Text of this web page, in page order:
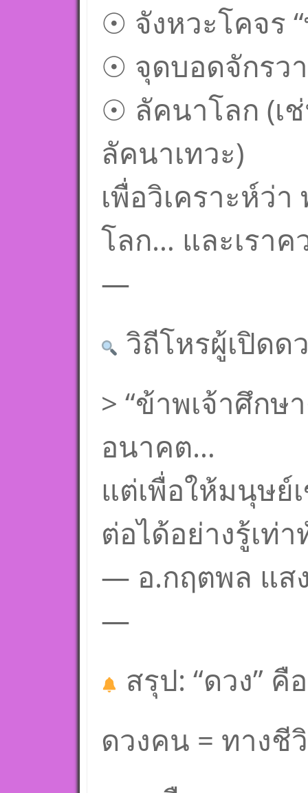
☉ จังหวะโคจร
☉ จุดบอดจักรว
☉ ลัคนาโลก (เ
ลัคนาเทวะ)
เพื่อวิเคราะห์ว่
โลก… และเราค
—
วิถีโหรผู้เปิดด
> “ข้าพเจ้าศึกษ
อนาคต…
แต่เพื่อให้มนุษย์
ต่อได้อย่างรู้เท่า
— อ.กฤตพล แส
—
สรุป: “ดวง”
ดวงคน = ทางชี